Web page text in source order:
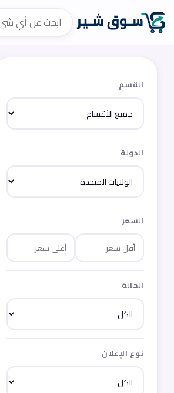
القسم
الدولة
السعر
الحالة
نوع الإعلان